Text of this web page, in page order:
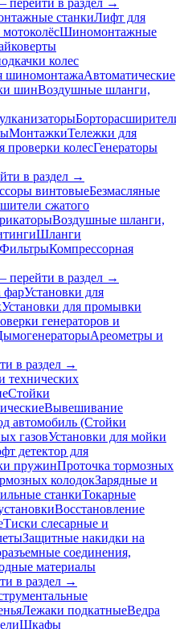
в раздел →
станкиЛифт для
Шиномонтажные
колес
шиномонтажаАвтоматические
шинВоздушные шланги,
МонтажкиТележки для
проверки колесГенераторы
в раздел →
винтовыеБезмасляные
сжатого
Воздушные шланги,
Шланги
ФильтрыКомпрессорная
перейти в раздел →
фарУстановки для
Установки для промывки
генераторов и
Ареометры и
в раздел →
технических
Стойки
Вывешивание
автомобиль (Стойки
газовУстановки для мойки
детектор для
пружинПроточка тормозных
колодокЗарядные и
станкиТокарные
Восстановление
Тиски слесарные и
Защитные накидки на
соединения,
материалы
в раздел →
Лежаки подкатныеВедра
Шкафы